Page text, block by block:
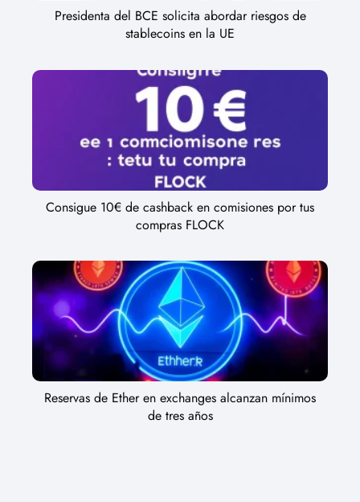
Presidenta del BCE solicita abordar riesgos de
stablecoins en la UE
Consigue 10€ de cashback en comisiones por tus
compras FLOCK
Reservas de Ether en exchanges alcanzan mínimos
de tres años